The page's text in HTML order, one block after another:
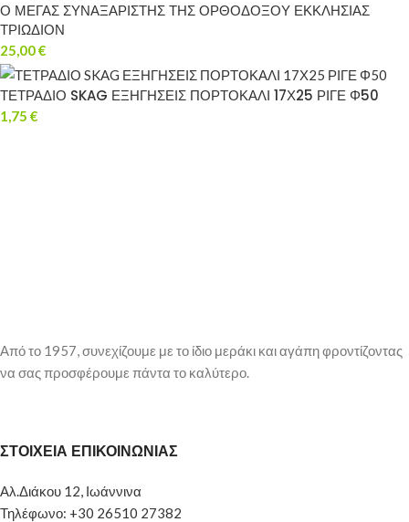
Ο ΜΕΓΑΣ ΣΥΝΑΞΑΡΙΣΤΗΣ ΤΗΣ ΟΡΘΟΔΟΞΟΥ ΕΚΚΛΗΣΙΑΣ
ΤΡΙΩΔΙΟΝ
25,00€
ΤΕΤΡΑΔΙΟ SKAG ΕΞΗΓΗΣΕΙΣ ΠΟΡΤΟΚΑΛΙ 17Χ25 ΡΙΓΕ Φ50
1,75 €
Από το 1957, συνεχίζουμε με το ίδιο μεράκι και αγάπη φροντίζοντας
να σας προσφέρουμε πάντα το καλύτερο.
ΣΤΟΙΧΕΙΑ ΕΠΙΚΟΙΝΩΝΙΑΣ
Αλ.Διάκου 12, Ιωάννινα
Τηλέφωνο: +30 26510 27382